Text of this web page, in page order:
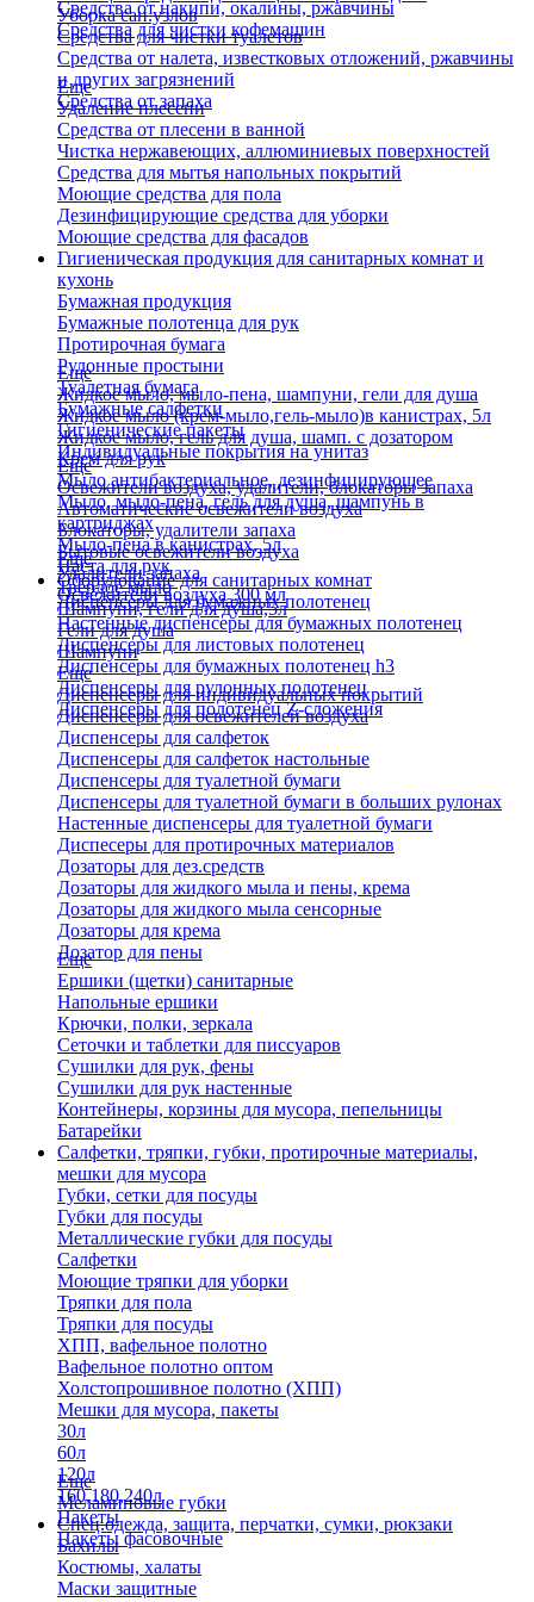
Средства от накипи, окалины, ржавчины
Средства для чистки кофемашин
Уборка сан.узлов
Средства для чистки туалетов
Средства от налета, известковых отложений, ржавчины
и других загрязнений
Средства от запаха
Еще
Удаление плесени
Средства от плесени в ванной
Чистка нержавеющих, аллюминиевых поверхностей
Средства для мытья напольных покрытий
Моющие средства для пола
Дезинфицирующие средства для уборки
Моющие средства для фасадов
Гигиеническая продукция для санитарных комнат и
кухонь
Бумажная продукция
Бумажные полотенца для рук
Протирочная бумага
Рулонные простыни
Туалетная бумага
Бумажные салфетки
Гигиенические пакеты
Индивидуальные покрытия на унитаз
Еще
Жидкое мыло, мыло-пена, шампуни, гели для душа
Жидкое мыло (крем-мыло,гель-мыло)в канистрах, 5л
Жидкое мыло, гель для душа, шамп. с дозатором
Крем для рук
Мыло антибактериальное, дезинфицирующее
Мыло, мыло-пена, гель для душа, шампунь в
картриджах
Мыло-пена в канистрах, 5л
Паста для рук
Твердое мыло
Шампуни, гели для душа,5л
Гели для душа
Шампуни
Еще
Освежители воздуха, удалители, блокаторы запаха
Автоматические освежители воздуха
Блокаторы, удалители запаха
Бытовые освежители воздуха
Удалители запаха
Освежители воздуха 300 мл
Еще
Оборудование для санитарных комнат
Диспенсеры для бумажных полотенец
Настенные диспенсеры для бумажных полотенец
Диспенсеры для листовых полотенец
Диспенсеры для бумажных полотенец h3
Диспенсеры для рулонных полотенец
Диспенсеры для полотенец Z-сложения
Еще
Диспенсеры для индивидуальных покрытий
Диспенсеры для освежителей воздуха
Диспенсеры для салфеток
Диспенсеры для салфеток настольные
Диспенсеры для туалетной бумаги
Диспенсеры для туалетной бумаги в больших рулонах
Настенные диспенсеры для туалетной бумаги
Диспесеры для протирочных материалов
Дозаторы для дез.средств
Дозаторы для жидкого мыла и пены, крема
Дозаторы для жидкого мыла сенсорные
Дозаторы для крема
Дозатор для пены
Еще
Ершики (щетки) санитарные
Напольные ершики
Крючки, полки, зеркала
Сеточки и таблетки для писсуаров
Сушилки для рук, фены
Сушилки для рук настенные
Контейнеры, корзины для мусора, пепельницы
Батарейки
Салфетки, тряпки, губки, протирочные материалы,
мешки для мусора
Губки, сетки для посуды
Губки для посуды
Металлические губки для посуды
Салфетки
Моющие тряпки для уборки
Тряпки для пола
Тряпки для посуды
ХПП, вафельное полотно
Вафельное полотно оптом
Холстопрошивное полотно (ХПП)
Мешки для мусора, пакеты
30л
60л
120л
160,180,240л
Пакеты
Пакеты фасовочные
Еще
Меламиновые губки
Спец.одежда, защита, перчатки, сумки, рюкзаки
Бахилы
Костюмы, халаты
Маски защитные